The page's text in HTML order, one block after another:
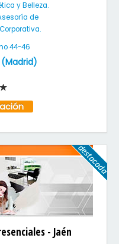
y Belleza.
de
44-46
Madrid)
- Jaén